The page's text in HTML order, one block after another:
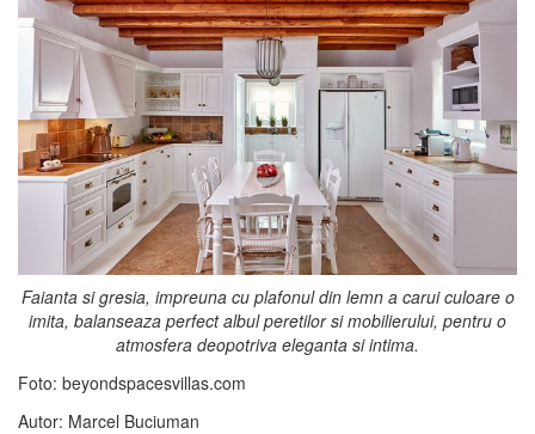
Faianta si gresia, impreuna cu plafonul din lemn a carui culoare o
imita, balanseaza perfect albul peretilor si mobilierului, pentru o
atmosfera deopotriva eleganta si intima.
Foto: beyondspacesvillas.com
Autor: Marcel Buciuman